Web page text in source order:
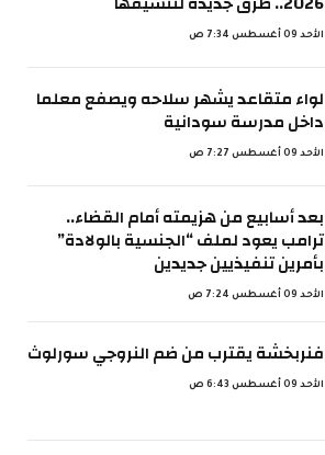
الأحد 09 أغسطس 7:34 ص
لواء متقاعد يشهر سلاحه ويصفع معلما
داخل مدرسة سودانية
الأحد 09 أغسطس 7:27 ص
بعد أسابيع من هزيمته أمام القضاء..
ترامب يعود لملف “الجنسية بالولادة”
بأمرين تنفيذيين جديدين
الأحد 09 أغسطس 7:24 ص
فنربخشة يقترب من ضم النروجي سورلوث
الأحد 09 أغسطس 6:43 ص